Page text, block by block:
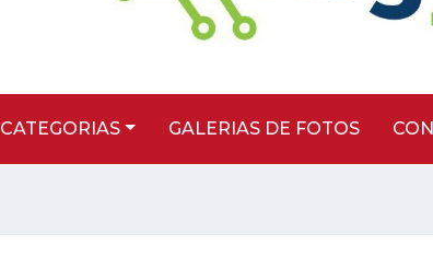
CATEGORIAS GALERIAS DE FOTOS